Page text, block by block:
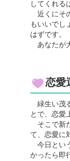
してくれる
近くにそ
もいいでし
はずです。
あなたが
恋愛
緑生い茂
とで、恋愛
そこで新
て、恋愛に
今日とい
かったら即